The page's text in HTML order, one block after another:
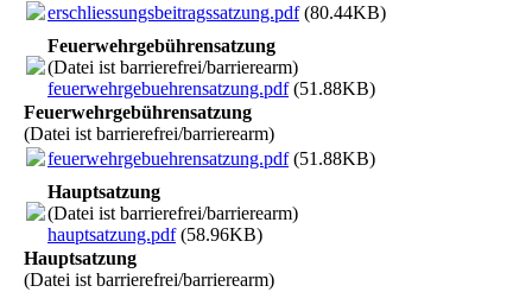
erschliessungsbeitragssatzung.pdf(80.44KB)
Feuerwehrgebührensatzung
(Datei ist barrierefrei/barrierearm)
feuerwehrgebuehrensatzung.pdf(51.88KB)
Feuerwehrgebührensatzung
(Datei ist barrierefrei/barrierearm)
feuerwehrgebuehrensatzung.pdf(51.88KB)
Hauptsatzung
(Datei ist barrierefrei/barrierearm)
hauptsatzung.pdf(58.96KB)
Hauptsatzung
(Datei ist barrierefrei/barrierearm)